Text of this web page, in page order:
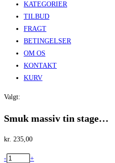
KATEGORIER
TILBUD
FRAGT
BETINGELSER
OM OS
KONTAKT
KURV
Valgt:
Smuk massiv tin stage…
kr. 235,00
Smuk
-
+